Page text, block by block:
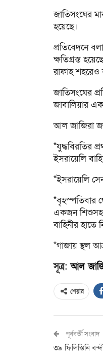
জাতিসংঘের
হয়েছে।
প্রতিবেদনে
ক্ষতিগ্রস্ত
রাফাহ শহরেও
জাতিসংঘের
জাবালিয়ার
আল জাজিরা
*যুদ্ধবিরতির
ইসরায়েলি
*ইসরায়েলি
*বৃহস্পতিবার
একজন শিশুসহ
বাহিনীর
*গাজায় স্থল
সূত্র:আল
শেয়ার
পূর্ববর্তী সংবাদ
৩৯ ফিলিস্তিনি